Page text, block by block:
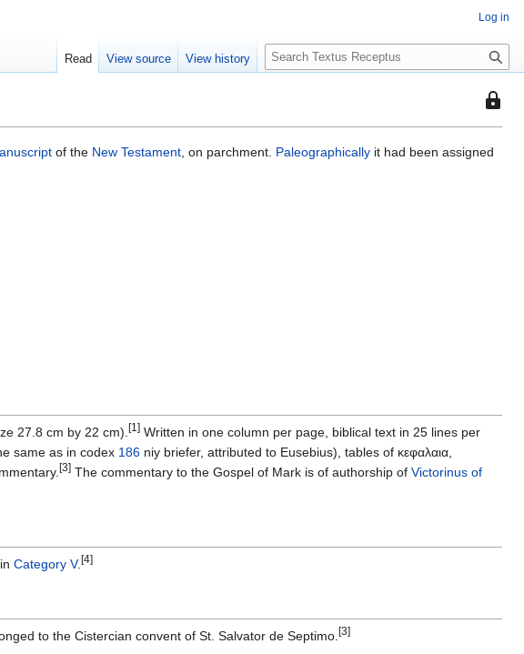
This
of the New Testament, on parchment. Paleographically it had been assigned
27.8 cm by 22 cm). [1] Written in one column per page, biblical text in 25 lines per
same as in codex 186 niy briefer, attributed to Eusebius), tables of κεφαλαια,
[3] The commentary to the Gospel of Mark is of authorship of Victorinus of
Category V. [4]
to the Cistercian convent of St. Salvator de Septimo. [3]
Log in
Read View source View history
S
e
c
h